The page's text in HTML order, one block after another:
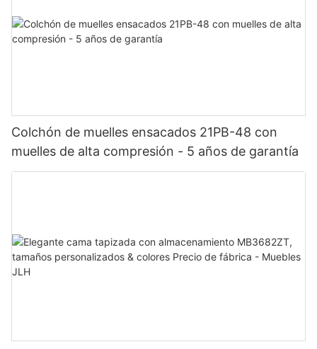
Colchón de muelles ensacados 21PB-48 con
muelles de alta compresión - 5 años de garantía